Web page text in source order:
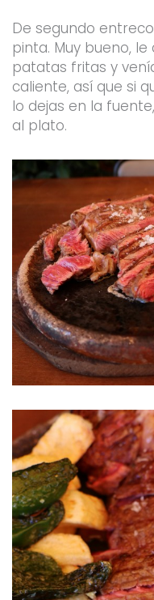
De segundo
pinta. Muy bueno,
patatas fritas y
caliente, así que si
lo dejas en la
al plato.